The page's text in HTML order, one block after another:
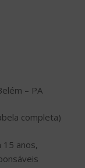
– PA
completa)
15 anos,